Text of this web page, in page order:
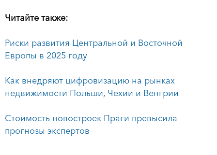
Читайте также:
Риски развития Центральной и Восточной
Европы в 2025 году
Как внедряют цифровизацию на рынках
недвижимости Польши, Чехии и Венгрии
Стоимость новостроек Праги превысила
прогнозы экспертов